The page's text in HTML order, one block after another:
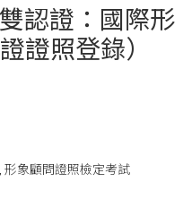
認證：國際形
證照登錄）
, 形象顧問證照檢定考試